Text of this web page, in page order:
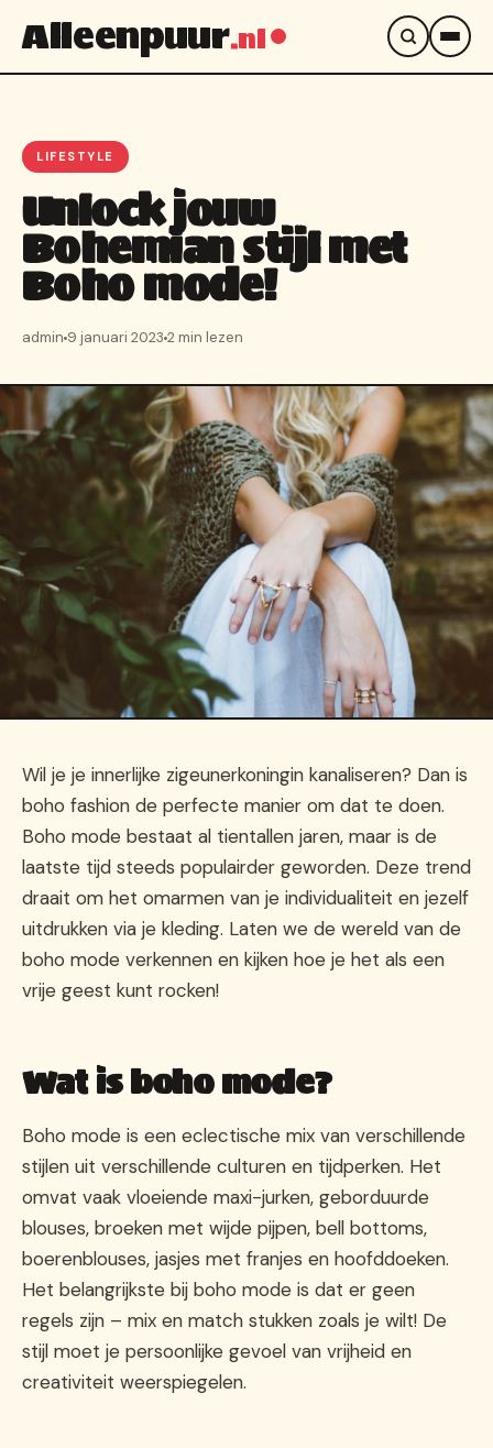
Alleenpuur.nl
LIFESTYLE
Unlock jouw
Bohemian stijl met
Boho mode!
admin 9 januari 2023 2 min lezen
Wil je je innerlijke zigeunerkoningin kanaliseren? Dan is
boho fashion de perfecte manier om dat te doen.
Boho mode bestaat al tientallen jaren, maar is de
laatste tijd steeds populairder geworden. Deze trend
draait om het omarmen van je individualiteit en jezelf
uitdrukken via je kleding. Laten we de wereld van de
boho mode verkennen en kijken hoe je het als een
vrije geest kunt rocken!
Wat is boho mode?
Boho mode is een eclectische mix van verschillende
stijlen uit verschillende culturen en tijdperken. Het
omvat vaak vloeiende maxi-jurken, geborduurde
blouses, broeken met wijde pijpen, bell bottoms,
boerenblouses, jasjes met franjes en hoofddoeken.
Het belangrijkste bij boho mode is dat er geen
regels zijn – mix en match stukken zoals je wilt! De
stijl moet je persoonlijke gevoel van vrijheid en
creativiteit weerspiegelen.